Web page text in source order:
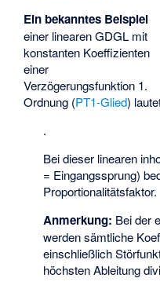
Ein bekanntes Beispiel
einer linearen GDGL mit
konstanten Koeffizienten
einer
Verzögerungsfunktion 1.
Ordnung (PT1-Glied)
.
Bei dieser linearen
= Eingangssprung)
Proportionalitätsfaktor.
Anmerkung: Bei der
werden sämtliche
einschließlich
höchsten Ableitung